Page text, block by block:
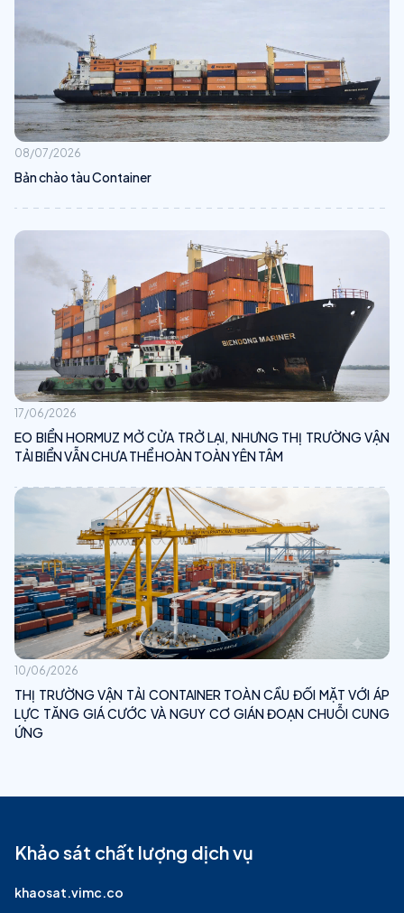
08/07/2026
Bản chào tàu Container
17/06/2026
EO BIỂN HORMUZ MỞ CỬA TRỞ LẠI, NHƯNG THỊ TRƯỜNG VẬN
TẢI BIỂN VẪN CHƯA THỂ HOÀN TOÀN YÊN TÂM
10/06/2026
THỊ TRƯỜNG VẬN TẢI CONTAINER TOÀN CẦU ĐỐI MẶT VỚI ÁP
LỰC TĂNG GIÁ CƯỚC VÀ NGUY CƠ GIÁN ĐOẠN CHUỖI CUNG
ỨNG
Khảo sát chất lượng dịch vụ
khaosat.vimc.co